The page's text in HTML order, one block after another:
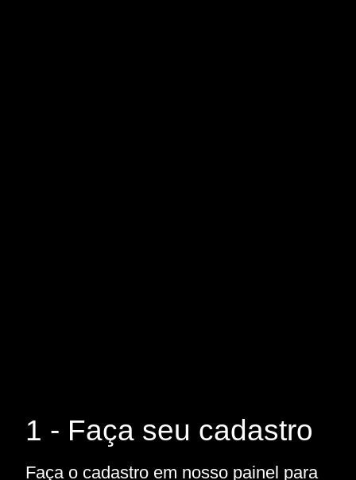
1 - Faça seu cadastro
Faça o cadastro em nosso painel para